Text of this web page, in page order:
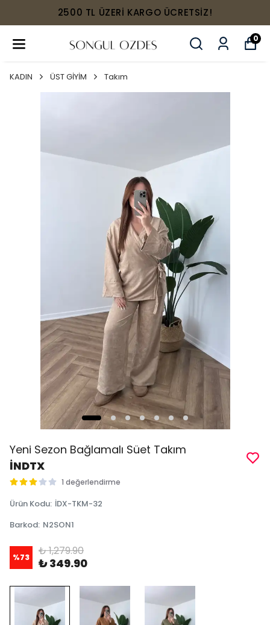
2500 TL ÜZERİ KARGO ÜCRETSİZ!
0
KADIN ÜST GİYİM Takım
Yeni Sezon Bağlamalı Süet Takım
İNDTX
1 değerlendirme
Ürün Kodu: İDX-TKM-32
Barkod: N2SON1
%73 ₺ 1,279.90
₺ 349.90